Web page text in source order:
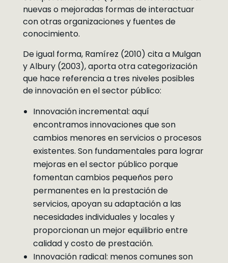
nuevas o mejoradas formas de interactuar
con otras organizaciones y fuentes de
conocimiento.
De igual forma, Ramírez (2010) cita a Mulgan
y Albury (2003), aporta otra categorización
que hace referencia a tres niveles posibles
de innovación en el sector público:
Innovación incremental: aquí
encontramos innovaciones que son
cambios menores en servicios o procesos
existentes. Son fundamentales para lograr
mejoras en el sector público porque
fomentan cambios pequeños pero
permanentes en la prestación de
servicios, apoyan su adaptación a las
necesidades individuales y locales y
proporcionan un mejor equilibrio entre
calidad y costo de prestación.
Innovación radical: menos comunes son